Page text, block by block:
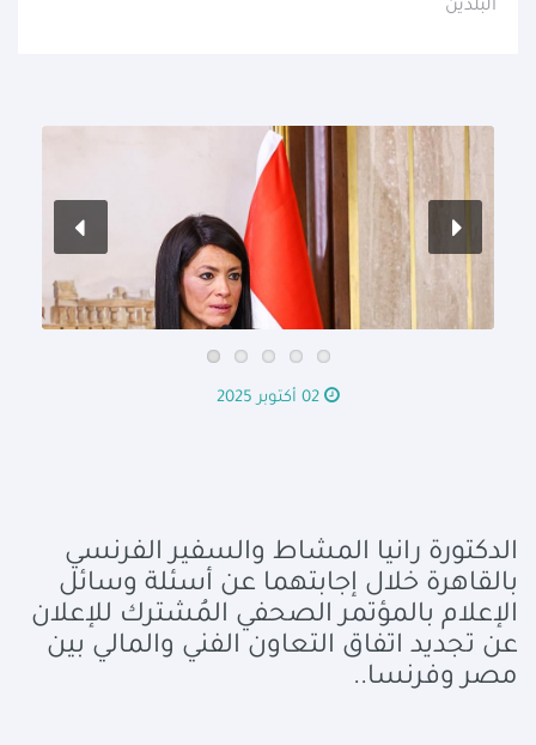
البلدين
02 أكتوبر 2025
الدكتورة رانيا المشاط والسفير الفرنسي
بالقاهرة خلال إجابتهما عن أسئلة وسائل
الإعلام بالمؤتمر الصحفي المُشترك للإعلان
عن تجديد اتفاق التعاون الفني والمالي بين
مصر وفرنسا..